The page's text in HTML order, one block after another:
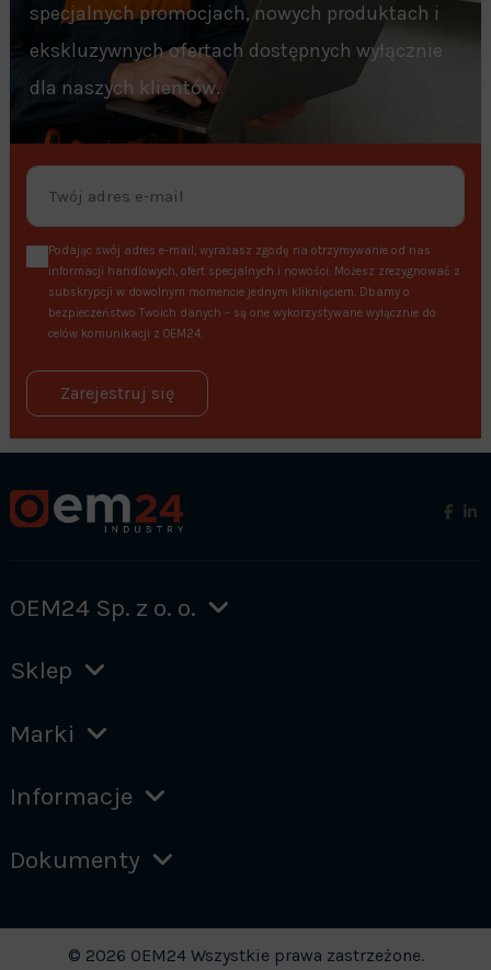
specjalnych promocjach, nowych produktach i
ekskluzywnych ofertach dostępnych wyłącznie
dla naszych klientów.
Podając swój adres e-mail, wyrażasz zgodę na otrzymywanie od nas
informacji handlowych, ofert specjalnych i nowości. Możesz zrezygnować z
subskrypcji w dowolnym momencie jednym kliknięciem. Dbamy o
bezpieczeństwo Twoich danych – są one wykorzystywane wyłącznie do
celów komunikacji z OEM24.
Zarejestruj się
OEM24 Sp. z o. o.
Sklep
Marki
Informacje
Dokumenty
© 2026 OEM24 Wszystkie prawa zastrzeżone.